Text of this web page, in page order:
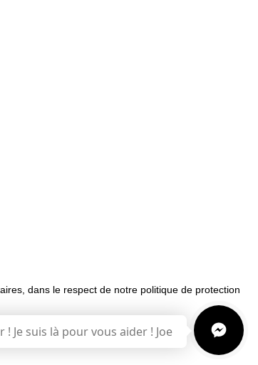
! Je suis là pour vous aider ! Joe
dans le respect de notre politique de protection